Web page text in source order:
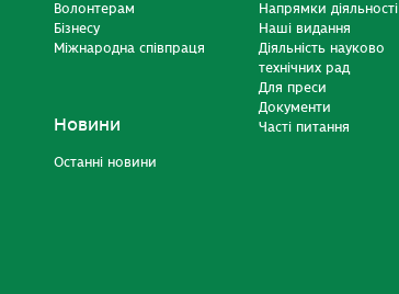
Волонтерам
Бізнесу
Міжнародна співпраця
Новини
Останні новини
Напрямки діяльності
Наші видання
Діяльність науково
технічних рад
Для преси
Документи
Часті питання